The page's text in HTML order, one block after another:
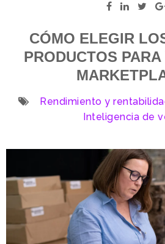
CÓMO ELEGIR
PRODUCTOS
Rendimiento y
Inteligencia de